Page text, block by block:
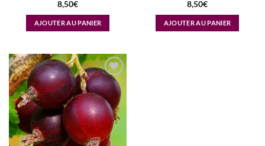
8,50€
AJOUTER AU PANIER
8,50€
AJOUTER AU PANIER
AJOUTER
À MA
LISTE
D’ENVIES...